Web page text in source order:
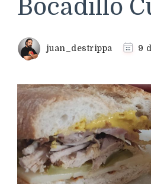
Bocadillo
juan_destrippa 9